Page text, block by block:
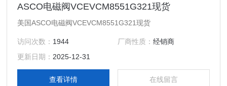
ASCO电磁阀VCEVCM8551G321现货
美国ASCO电磁阀VCEVCM8551G321现货
访问次数： 1944 厂商性质： 经销商
更新日期： 2025-12-31
查看详情 在线留言